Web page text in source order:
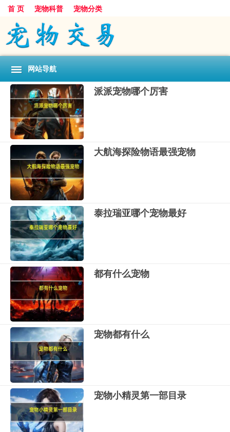
首 页 宠物科普 宠物分类
网站导航
派派宠物哪个厉害
大航海探险物语最强宠物
泰拉瑞亚哪个宠物最好
都有什么宠物
宠物都有什么
宠物小精灵第一部目录